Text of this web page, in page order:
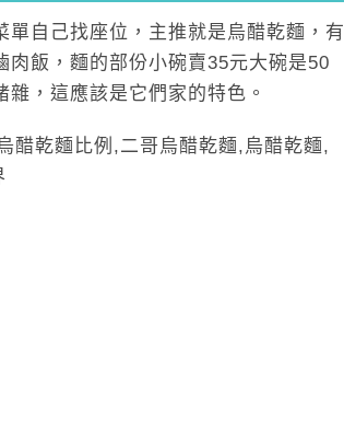
自己找座位，主推就是烏醋乾麵，有
飯，麵的部份小碗賣35元大碗是50
雜，這應該是它們家的特色。